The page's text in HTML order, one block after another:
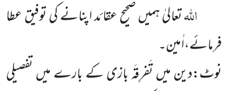
اللہتعالیٰ ہمیں صحیح عقائد اپنانے کی توفیق عطا
فرمائے،اٰمین۔
نوٹ:دین میں تَفرِقَہ بازی کے بارے میں تفصیلی